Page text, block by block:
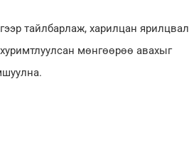
тайлбарлаж, харилцан ярилцвал
мөнгөөрөө авахыг